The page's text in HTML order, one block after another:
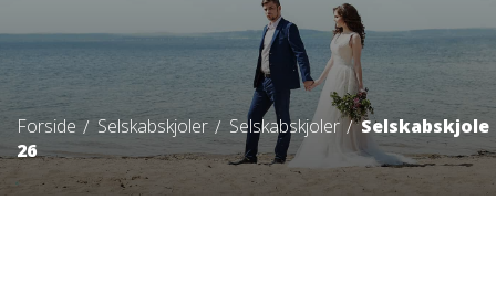
Forside Selskabskjoler Selskabskjoler
Selskabskjole
26